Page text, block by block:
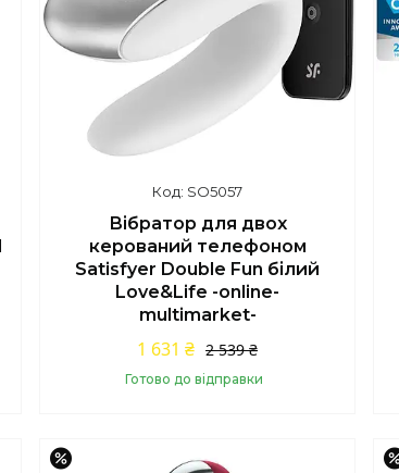
SO5057
Вібратор для двох
керований телефоном
Satisfyer Double Fun білий
Love&Life -online-
multimarket-
2 539 ₴
1 631 ₴
Готово до відправки